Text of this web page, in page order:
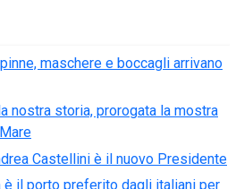
maschere e boccagli arrivano
nostra storia, prorogata la mostra
Castellini è il nuovo Presidente
è il porto preferito dagli italiani per